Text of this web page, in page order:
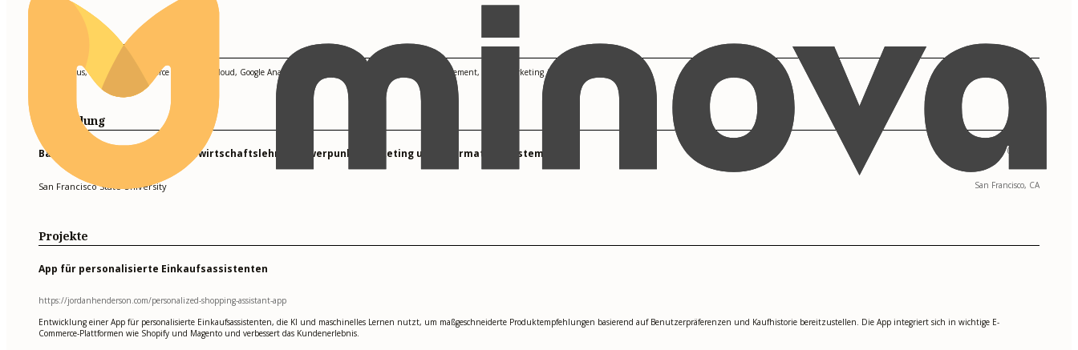
Kenntnisse & Fähigkeiten
Shopify Plus, Magento 2, Salesforce Commerce Cloud, Google Analytics, SEO Optimization, Social Media Management, Email Marketing Automation, A/B Testing
Ausbildung
Bachelor of Science in Betriebswirtschaftslehre, Schwerpunkt Marketing und Informationssysteme 09/2013 - 05/2017
San Francisco State University San Francisco, CA
Projekte
App für personalisierte Einkaufsassistenten
https://jordanhenderson.com/personalized-shopping-assistant-app
Entwicklung einer App für personalisierte Einkaufsassistenten, die KI und maschinelles Lernen nutzt, um maßgeschneiderte Produktempfehlungen basierend auf Benutzerpräferenzen und Kaufhistorie bereitzustellen. Die App integriert sich in wichtige E-
Commerce-Plattformen wie Shopify und Magento und verbessert das Kundenerlebnis.